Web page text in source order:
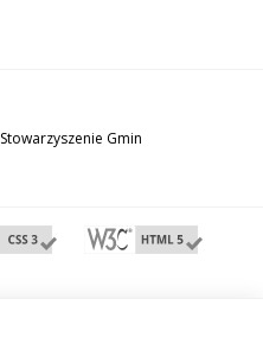
Stowarzyszenie Gmin